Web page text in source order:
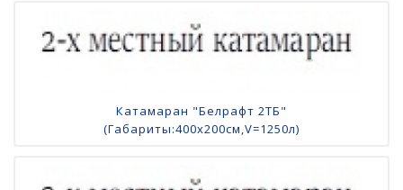
Катамаран "Белрафт 2ТБ"
(Габариты:400х200см,V=1250л)